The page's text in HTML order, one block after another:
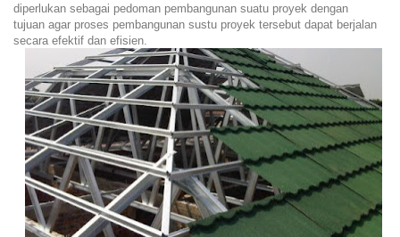
diperlukan sebagai pedoman pembangunan suatu proyek dengan
tujuan agar proses pembangunan sustu proyek tersebut dapat berjalan
secara efektif dan efisien.